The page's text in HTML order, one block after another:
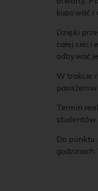
kupować i
Dzięki
całej sieci
odbywać
W trakcie
Termin
Do punktu
godzinach